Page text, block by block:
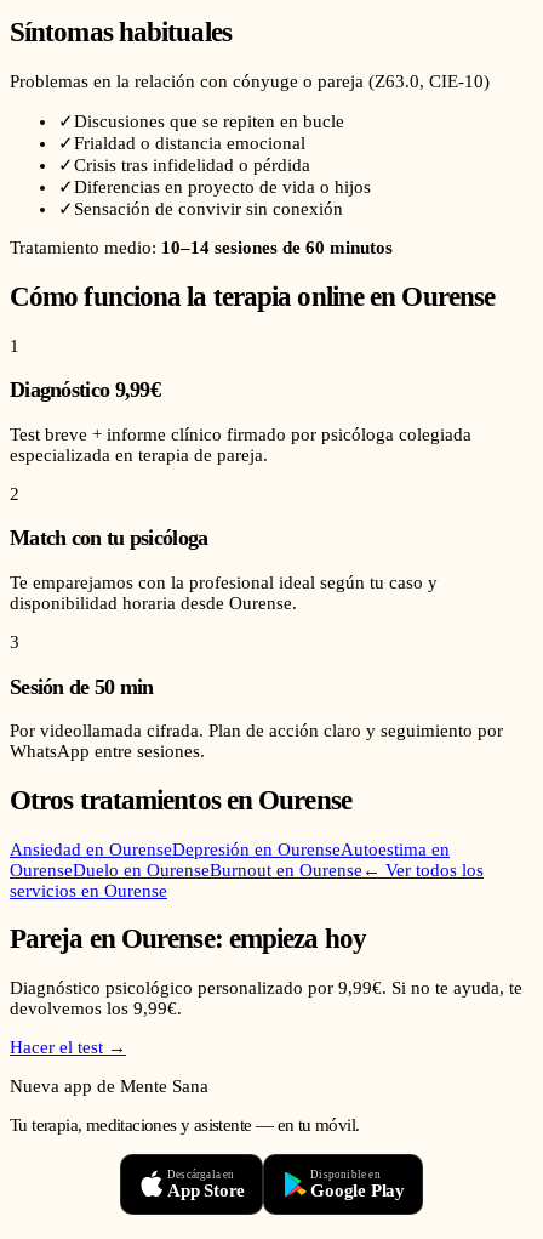
Síntomas habituales
Problemas en la relación con cónyuge o pareja (Z63.0, CIE-10)
✓Discusiones que se repiten en bucle
✓Frialdad o distancia emocional
✓Crisis tras infidelidad o pérdida
✓Diferencias en proyecto de vida o hijos
✓ Sensación de convivir sin conexión
Tratamiento medio: 10–14 sesiones de 60 minutos
Cómo funciona la terapia online en Ourense
1
Diagnóstico 9,99€
Test breve + informe clínico firmado por psicóloga colegiada
especializada en terapia de pareja.
2
Match con tu psicóloga
Te emparejamos con la profesional ideal según tu caso y
disponibilidad horaria desde Ourense.
3
Sesión de 50 min
Por videollamada cifrada. Plan de acción claro y seguimiento por
WhatsApp entre sesiones.
Otros tratamientos en Ourense
Ansiedad en OurenseDepresión en OurenseAutoestima en
OurenseDuelo en OurenseBurnout en Ourense ← Ver todos los
servicios en Ourense
Parejaen Ourense: empieza hoy
Diagnóstico psicológico personalizado por 9,99€. Si no te ayuda, te
devolvemos los 9,99€.
Hacer el test →
Nueva app de Mente Sana
Tu terapia, meditaciones y asistente — en tu móvil.
Descárgala en
App Store
Disponible en
Google Play